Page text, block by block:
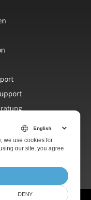
we use cookies for
our site, you agree
DENY